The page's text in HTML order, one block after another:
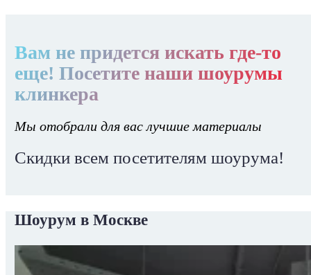
Вам не придется искать где-то
еще! Посетите наши шоурумы
клинкера
Мы отобрали для вас лучшие материалы
Скидки всем посетителям шоурума!
Шоурум в Москве